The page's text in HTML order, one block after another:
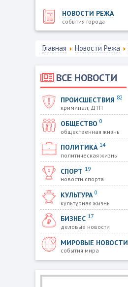
НОВОСТИ РЕЖА
события города
Главная Новости Режа
ВСЕ НОВОСТИ
ПРОИСШЕСТВИЯ 82
криминал, ДТП
ОБЩЕСТВО 0
общественная жизнь
ПОЛИТИКА 14
политическая жизнь
СПОРТ 19
новости спорта
КУЛЬТУРА 0
культурная жизнь
БИЗНЕС 17
деловые новости
МИРОВЫЕ НОВОСТИ
события мира